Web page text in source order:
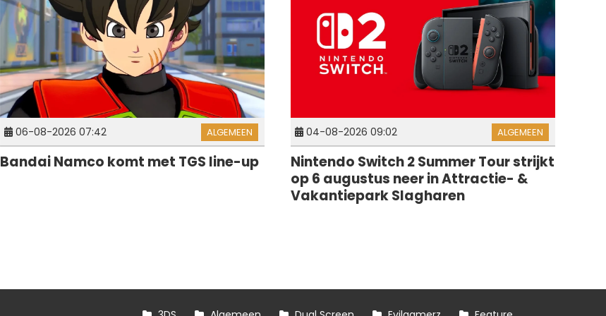
06-08-2026 07:42 ALGEMEEN
Bandai Namco komt met TGS line-up
04-08-2026 09:02 ALGEMEEN
Nintendo Switch 2 Summer Tour strijkt
op 6 augustus neer in Attractie- &
Vakantiepark Slagharen